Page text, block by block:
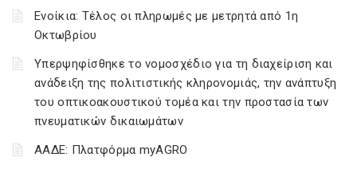
Ενοίκια: Τέλος οι πληρωμές με μετρητά από 1η
Οκτωβρίου
Υπερψηφίσθηκε το νομοσχέδιο για τη διαχείριση και
ανάδειξη της πολιτιστικής κληρονομιάς, την ανάπτυξη
του οπτικοακουστικού τομέα και την προστασία των
πνευματικών δικαιωμάτων
ΑΑΔΕ: Πλατφόρμα myAGRO